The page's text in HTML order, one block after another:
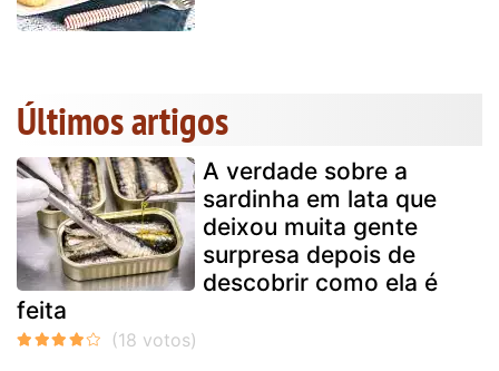
Últimos artigos
A verdade sobre a
sardinha em lata que
deixou muita gente
surpresa depois de
descobrir como ela é
feita